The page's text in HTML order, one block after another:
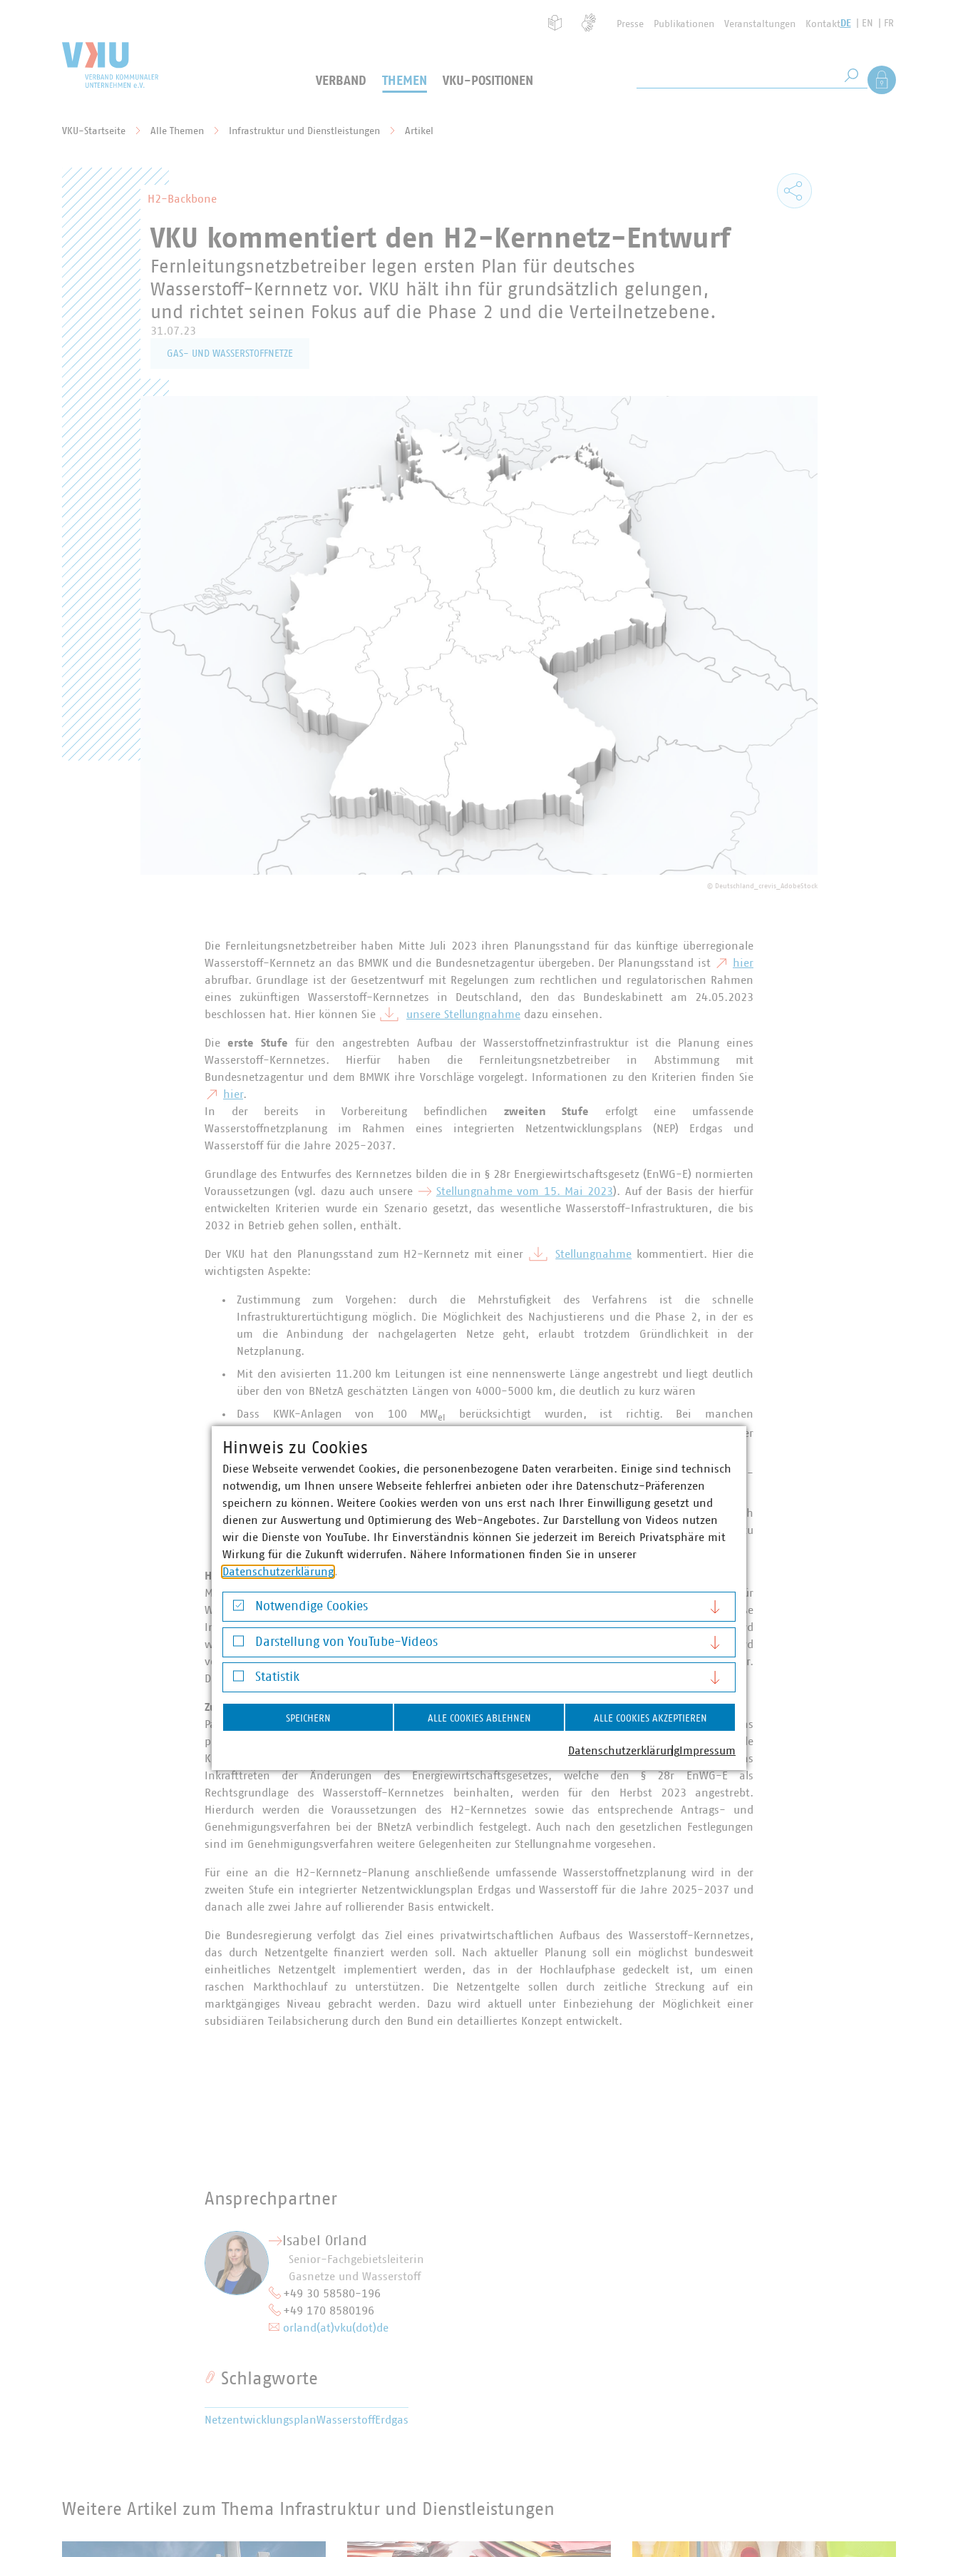
Presse Publikationen Veranstaltungen KontaktDE EN FR
VERBAND THEMEN VKU-POSITIONEN Suche starten
Als Mitglied
VKU-Startseite Alle Themen Infrastruktur und Dienstleistungen Artikel
H2-Backbone
VKU kommentiert den H2-Kernnetz-Entwurf
Fernleitungsnetzbetreiber legen ersten Plan für deutsches
Wasserstoff-Kernnetz vor. VKU hält ihn für grundsätzlich gelungen,
und richtet seinen Fokus auf die Phase 2 und die Verteilnetzebene.
31.07.23
GAS- UND WASSERSTOFFNETZE
© Deutschland_crevis_AdobeStock
Die Fernleitungsnetzbetreiber haben Mitte Juli 2023 ihren Planungsstand für das künftige überregionale
Wasserstoff-Kernnetz an das BMWK und die Bundesnetzagentur übergeben. Der Planungsstand ist
hier
abrufbar. Grundlage ist der Gesetzentwurf mit Regelungen zum rechtlichen und regulatorischen Rahmen
eines zukünftigen Wasserstoff-Kernnetzes in Deutschland, den das Bundeskabinett am 24.05.2023
beschlossen hat. Hier können Sie
unsere Stellungnahme dazu einsehen.
Die erste Stufe für den angestrebten Aufbau der Wasserstoffnetzinfrastruktur ist die Planung eines
Wasserstoff-Kernnetzes. Hierfür haben die Fernleitungsnetzbetreiber in Abstimmung mit
Bundesnetzagentur und dem BMWK ihre Vorschläge vorgelegt. Informationen zu den Kriterien finden Sie
hier.
In der bereits in Vorbereitung befindlichen zweiten Stufe erfolgt eine umfassende
Wasserstoffnetzplanung im Rahmen eines integrierten Netzentwicklungsplans (NEP) Erdgas und
Wasserstoff für die Jahre 2025-2037.
Grundlage des Entwurfes des Kernnetzes bilden die in § 28r Energiewirtschaftsgesetz (EnWG-E) normierten
Voraussetzungen (vgl. dazu auch unsere
Stellungnahme vom 15. Mai 2023). Auf der Basis der hierfür
entwickelten Kriterien wurde ein Szenario gesetzt, das wesentliche Wasserstoff-Infrastrukturen, die bis
2032 in Betrieb gehen sollen, enthält.
Der VKU hat den Planungsstand zum H2-Kernnetz mit einer Stellungnahme kommentiert. Hier die
wichtigsten Aspekte:
Zustimmung zum Vorgehen: durch die Mehrstufigkeit des Verfahrens ist die schnelle
Infrastrukturertüchtigung möglich. Die Möglichkeit des Nachjustierens und die Phase 2, in der es
um die Anbindung der nachgelagerten Netze geht, erlaubt trotzdem Gründlichkeit in der
Netzplanung.
Mit den avisierten 11.200 km Leitungen ist eine nennenswerte Länge angestrebt und liegt deutlich
über den von BNetzA geschätzten Längen von 4000-5000 km, die deutlich zu kurz wären
Dass KWK-Anlagen von 100 MWel
berücksichtigt wurden, ist richtig. Bei manchen
Eingangsparametern muss dennoch nachgebessert werden, v.a. bei der Nachvollziehbarkeit der
eingegangenen Werte.
Es gibt trotz des Ziels der regionalen Ausgewogenheit „weiße Flecken“ auf der Deutschlandkarte -
hier muss nachgebessert werden!
Die angekündigte Phase 2 und die damit verbundene weitere Nachbesserung des EnWG ist kritisch
für die Gasverteilernetzbetreiber. Der VKU bringt konkrete Anforderungen, die dann zu
berücksichtigen sind, bereits an.
Hintergrundinformationen:
Mit dem Wasserstoff-Kernnetz sollen derzeit bekannte große Verbrauchs- und Erzeugungsregionen für
Wasserstoff in Deutschland erreicht und so zentrale Wasserstoff-Standorte, beispielsweise große
Industriezentren, Speicher, Kraftwerke und Importkorridore, angebunden werden. Das Kernnetz wird
wichtige Wasserstoff-Infrastrukturen, die bis 2032 in Betrieb gehen sollen, beinhalten. Das Kernnetz wird
von den Fernleitungsnetzbetreibern modelliert und bildet das Grundgerüst der Wasserstoff-Infrastruktur.
Darauf aufsetzend wird es dann weitere Ausbaustufen des Wasserstoffnetzes geben.
Zum Prozess im Herbst 2023:
Parallel zur Phase der Modellierung und der Entwurfs-Vorstellung durch die Fernnetzbetreiber läuft das
parlamentarische Verfahren zur Novelle des Energiewirtschaftsgesetzes. Der entsprechende
Kabinettbeschluss erfolgte am 24. Mai 2023. Der Abschluss des parlamentarischen Verfahrens und das
Inkrafttreten der Änderungen des Energiewirtschaftsgesetzes, welche den § 28r EnWG-E als
Rechtsgrundlage des Wasserstoff-Kernnetzes beinhalten, werden für den Herbst 2023 angestrebt.
Hierdurch werden die Voraussetzungen des H2-Kernnetzes sowie das entsprechende Antrags- und
Genehmigungsverfahren bei der BNetzA verbindlich festgelegt. Auch nach den gesetzlichen Festlegungen
sind im Genehmigungsverfahren weitere Gelegenheiten zur Stellungnahme vorgesehen.
Für eine an die H2-Kernnetz-Planung anschließende umfassende Wasserstoffnetzplanung wird in der
zweiten Stufe ein integrierter Netzentwicklungsplan Erdgas und Wasserstoff für die Jahre 2025-2037 und
danach alle zwei Jahre auf rollierender Basis entwickelt.
Die Bundesregierung verfolgt das Ziel eines privatwirtschaftlichen Aufbaus des Wasserstoff-Kernnetzes,
das durch Netzentgelte finanziert werden soll. Nach aktueller Planung soll ein möglichst bundesweit
einheitliches Netzentgelt implementiert werden, das in der Hochlaufphase gedeckelt ist, um einen
raschen Markthochlauf zu unterstützen. Die Netzentgelte sollen durch zeitliche Streckung auf ein
marktgängiges Niveau gebracht werden. Dazu wird aktuell unter Einbeziehung der Möglichkeit einer
subsidiären Teilabsicherung durch den Bund ein detailliertes Konzept entwickelt.
Ansprechpartner
Isabel Orland
Senior-Fachgebietsleiterin
Gasnetze und Wasserstoff
+49 30 58580-196
+49 170 8580196
orland(at)vku(dot)de
Schlagworte
NetzentwicklungsplanWasserstoffErdgas
Weitere Artikel zum Thema Infrastruktur und Dienstleistungen
Hinweis zu Cookies
Diese Webseite verwendet Cookies, die personenbezogene Daten verarbeiten. Einige sind technisch
notwendig, um Ihnen unsere Webseite fehlerfrei anbieten oder ihre Datenschutz-Präferenzen
speichern zu können. Weitere Cookies werden von uns erst nach Ihrer Einwilligung gesetzt und
dienen zur Auswertung und Optimierung des Web-Angebotes. Zur Darstellung von Videos nutzen
wir die Dienste von YouTube. Ihr Einverständnis können Sie jederzeit im Bereich Privatsphäre mit
Wirkung für die Zukunft widerrufen. Nähere Informationen finden Sie in unserer
Datenschutzerklärung.
Notwendige Cookies
Notwendige Cookies
Darstellung von YouTube-Videos
Darstellung von YouTube-Videos
Statistik
Statistik
SPEICHERN ALLE COOKIES ABLEHNEN ALLE COOKIES AKZEPTIEREN
Datenschutzerklärung Impressum